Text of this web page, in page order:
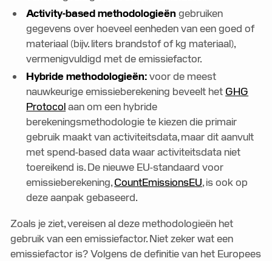
Activity-based methodologieën gebruiken
gegevens over hoeveel eenheden van een goed of
materiaal (bijv. liters brandstof of kg materiaal),
vermenigvuldigd met de emissiefactor.
Hybride methodologieën:voor de meest
nauwkeurige emissieberekening beveelt het GHG
Protocolaan om een hybride
berekeningsmethodologie te kiezen die primair
gebruik maakt van activiteitsdata, maar dit aanvult
met spend-based data waar activiteitsdata niet
toereikend is. De nieuwe EU-standaard voor
emissieberekening,CountEmissionsEU, is ook op
deze aanpak gebaseerd.
Zoals je ziet, vereisen al deze methodologieën het
gebruik van een emissiefactor. Niet zeker wat een
emissiefactor is? Volgens de definitie van het Europees